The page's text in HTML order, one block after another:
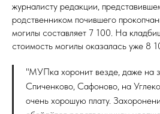
журналисту редакции,
родственником почившего
могилы составляет 7 100. На
стоимость могилы оказалась уже 8
"МУПка хоронит везде, даже на
Спиченково, Сафоново, на
очень хорошую плату.